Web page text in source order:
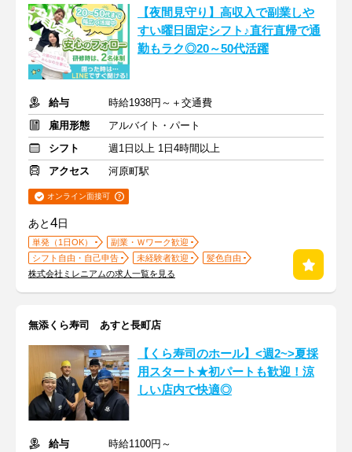
【夜間見守り】高収入で副業しや
すい曜日固定シフト♪直行直帰で通
勤もラク◎20～50代活躍
給与
時給1938円～＋交通費
雇用形態
アルバイト・パート
シフト
週1日以上 1日4時間以上
アクセス
河原町駅
オンライン面接可
あと4日
単発（1日OK）
副業・Ｗワーク歓迎
シフト自由・自己申告
未経験者歓迎
髪色自由
株式会社ミレニアムの求人一覧を見る
無添くら寿司 あすと長町店
【くら寿司のホール】<週2~>夏採
用スタート★初パートも歓迎！涼
しい店内で快適◎
給与
時給1100円～